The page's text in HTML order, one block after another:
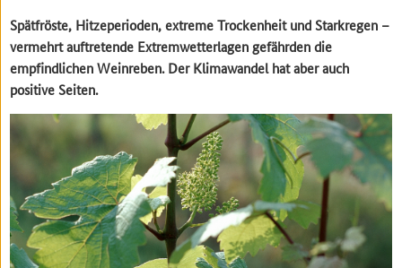
Spätfröste, Hitzeperioden, extreme Trockenheit und Starkregen –
vermehrt auftretende Extremwetterlagen gefährden die
empfindlichen Weinreben. Der Klimawandel hat aber auch
positive Seiten.